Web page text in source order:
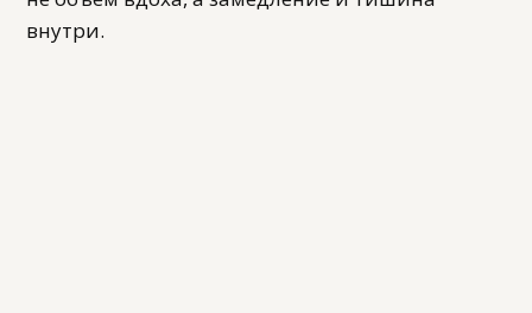
внутри.